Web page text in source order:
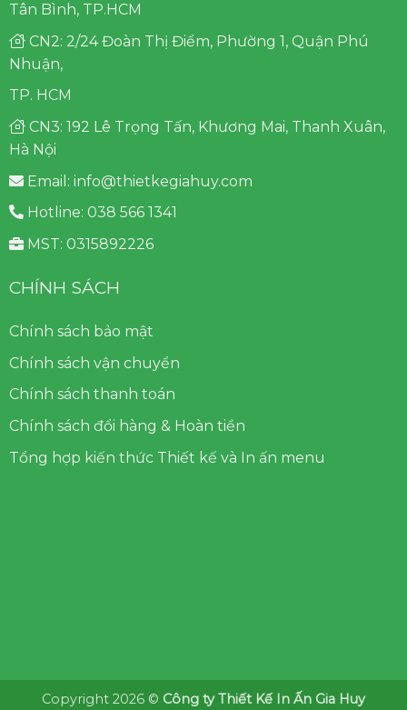
Tân Bình, TP.HCM
CN2: 2/24 Đoàn Thị Điểm, Phường 1, Quận Phú
Nhuận,
TP. HCM
CN3: 192 Lê Trọng Tấn, Khương Mai, Thanh Xuân,
Hà Nội
Email: info@thietkegiahuy.com
Hotline: 038 566 1341
MST: 0315892226
CHÍNH SÁCH
Chính sách bảo mật
Chính sách vận chuyển
Chính sách thanh toán
Chính sách đổi hàng & Hoàn tiền
Tổng hợp kiến thức Thiết kế và In ấn menu
Copyright 2026 © Công ty Thiết Kế In Ấn Gia Huy